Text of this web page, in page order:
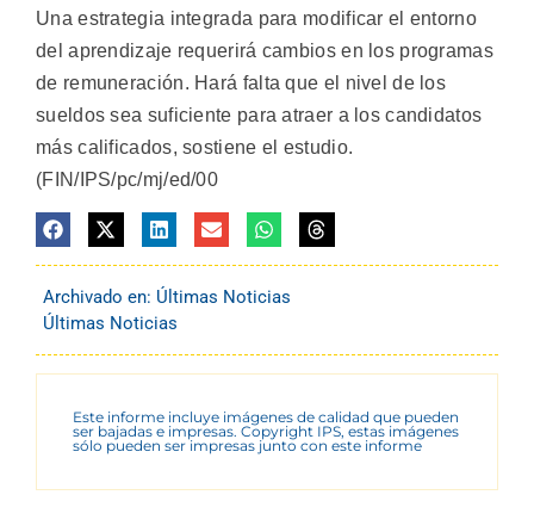
Una estrategia integrada para modificar el entorno
del aprendizaje requerirá cambios en los programas
de remuneración. Hará falta que el nivel de los
sueldos sea suficiente para atraer a los candidatos
más calificados, sostiene el estudio.
(FIN/IPS/pc/mj/ed/00
Archivado en: Últimas Noticias
Últimas Noticias
Este informe incluye imágenes de calidad que pueden
ser bajadas e impresas. Copyright IPS, estas imágenes
sólo pueden ser impresas junto con este informe